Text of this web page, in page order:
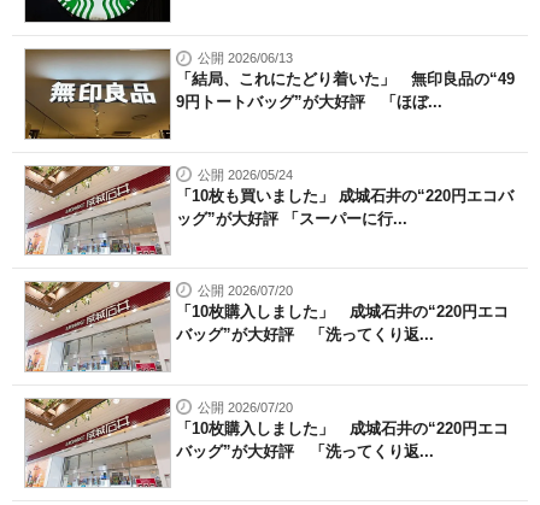
公開 2026/06/13
「結局、これにたどり着いた」 無印良品の“49
9円トートバッグ”が大好評 「ほぼ...
公開 2026/05/24
「10枚も買いました」 成城石井の“220円エコバ
ッグ”が大好評 「スーパーに行...
公開 2026/07/20
「10枚購入しました」 成城石井の“220円エコ
バッグ”が大好評 「洗ってくり返...
公開 2026/07/20
「10枚購入しました」 成城石井の“220円エコ
バッグ”が大好評 「洗ってくり返...